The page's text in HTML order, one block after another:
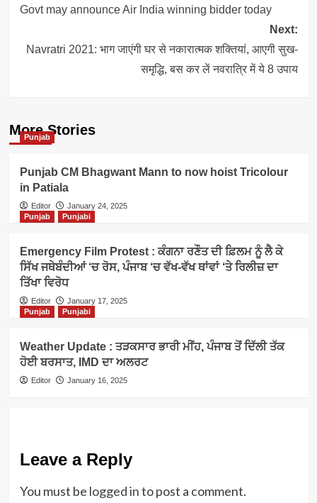
navigation
Govt may announce Air India winning bidder today
Next:
Navratri 2021: भाग जाएंगी घर से नकारात्मक शक्तियां, आएगी सुख-
समृद्धि, बस कर लें नवरात्रि में ये 8 उपाय
More Stories
Punjab
Punjab CM Bhagwant Mann to now hoist Tricolour
in Patiala
Editor
January 24, 2025
Punjab
Punjabi
Emergency Film Protest : ਕੰਗਨਾ ਰਣੌਤ ਦੀ ਫ਼ਿਲਮ ਨੂੰ ਲੈ ਕੇ
ਸਿੱਖ ਜਥੇਬੰਦੀਆਂ ‘ਚ ਰੋਸ, ਪੰਜਾਬ ‘ਚ ਵੱਖ-ਵੱਖ ਥਾਂਵਾਂ ‘ਤੇ ਰਿਲੀਜ਼ ਦਾ
ਤਿੱਖਾ ਵਿਰੋਧ
Editor
January 17, 2025
Punjab
Punjabi
Weather Update : ਤੜਕਸਾਰ ਭਾਰੀ ਮੀਂਹ, ਪੰਜਾਬ ਤੋਂ ਦਿੱਲੀ ਤੱਕ
ਹੋਈ ਬਰਸਾਤ, IMD ਦਾ ਅਲਰਟ
Editor January 16, 2025
Leave a Reply
You must be logged into post a comment.